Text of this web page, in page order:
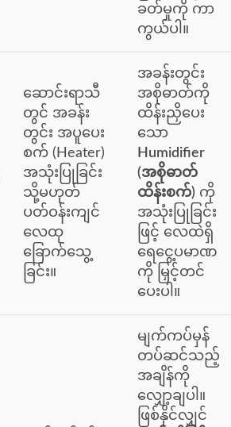
ခတ်မှုကို ကာ
ကွယ်ပါ။
ဆောင်းရာသီ
တွင် အခန်း
တွင်း အပူပေး
စက် (Heater)
အသုံးပြုခြင်း
သို့မဟုတ်
ပတ်ဝန်းကျင်
လေထု
ခြောက်သွေ့
ခြင်း။
အခန်းတွင်း
အစိုဓာတ်ကို
ထိန်းညှိပေး
သော
Humidifier
(အစိုဓာတ်
ထိန်းစက်) ကို
အသုံးပြုခြင်း
ဖြင့် လေထဲရှိ
ရေငွေ့ပမာဏ
ကို မြှင့်တင်
ပေးပါ။
မျက်ကပ်မှန်
တပ်ဆင်သည့်
အချိန်ကို
လျှော့ချပါ။
ဖြစ်နိုင်လျှင်